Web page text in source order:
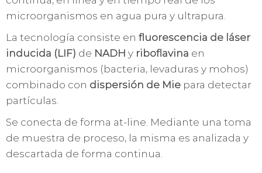
microorganismos en agua pura y ultrapura.
La tecnología consiste en fluorescencia de láser
inducida (LIF) de NADH y riboflavina en
microorganismos (bacteria, levaduras y mohos)
combinado con dispersión de Mie para detectar
partículas.
Se conecta de forma at-line. Mediante una toma
de muestra de proceso, la misma es analizada y
descartada de forma continua.